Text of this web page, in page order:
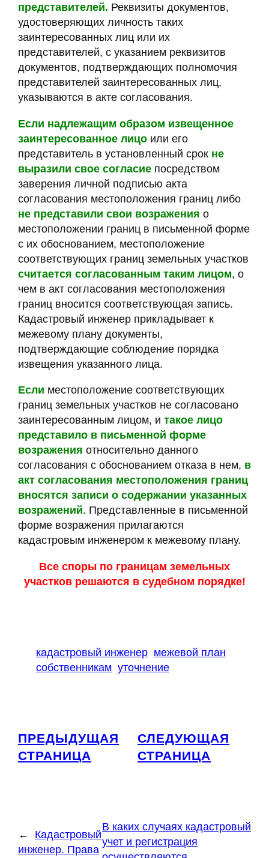
представителей. Реквизиты документов,
удостоверяющих личность таких
заинтересованных лиц или их
представителей, с указанием реквизитов
документов, подтверждающих полномочия
представителей заинтересованных лиц,
указываются в акте согласования.
Если надлежащим образом извещенное
заинтересованное лицо или его
представитель в установленный срок не
выразили свое согласие посредством
заверения личной подписью акта
согласования местоположения границ либо
не представили свои возражения о
местоположении границ в письменной форме
с их обоснованием, местоположение
соответствующих границ земельных участков
считается согласованным таким лицом, о
чем в акт согласования местоположения
границ вносится соответствующая запись.
Кадастровый инженер прикладывает к
межевому плану документы,
подтверждающие соблюдение порядка
извещения указанного лица.
Если местоположение соответствующих
границ земельных участков не согласовано
заинтересованным лицом, и такое лицо
представило в письменной форме
возражения относительно данного
согласования с обоснованием отказа в нем, в
акт согласования местоположения границ
вносятся записи о содержании указанных
возражений. Представленные в письменной
форме возражения прилагаются
кадастровым инженером к межевому плану.
Все споры по границам земельных
участков решаются в судебном порядке!
кадастровый инженер межевой план
собственникам уточнение
ПРЕДЫДУЩАЯ
СТРАНИЦА
СЛЕДУЮЩАЯ
СТРАНИЦА
←
Кадастровый
инженер. Права
В каких случаях кадастровый
учет и регистрация